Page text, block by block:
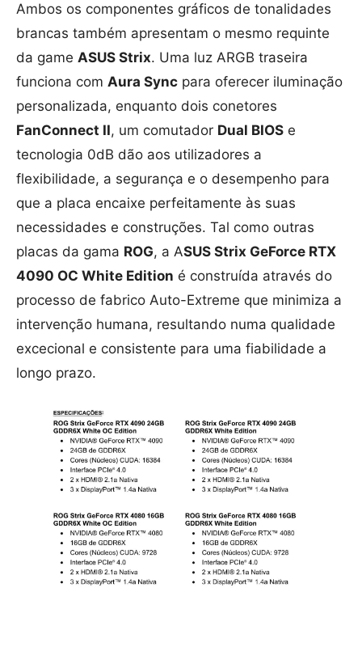
Ambos os componentes gráficos de tonalidades
brancas também apresentam o mesmo requinte
da game ASUS Strix. Uma luz ARGB traseira
funciona com Aura Sync para oferecer iluminação
personalizada, enquanto dois conetores
FanConnect II, um comutador Dual BIOS e
tecnologia 0dB dão aos utilizadores a
flexibilidade, a segurança e o desempenho para
que a placa encaixe perfeitamente às suas
necessidades e construções. Tal como outras
placas da gama ROG, a ASUS Strix GeForce RTX
4090 OC White Edition é construída através do
processo de fabrico Auto-Extreme que minimiza a
intervenção humana, resultando numa qualidade
excecional e consistente para uma fiabilidade a
longo prazo.